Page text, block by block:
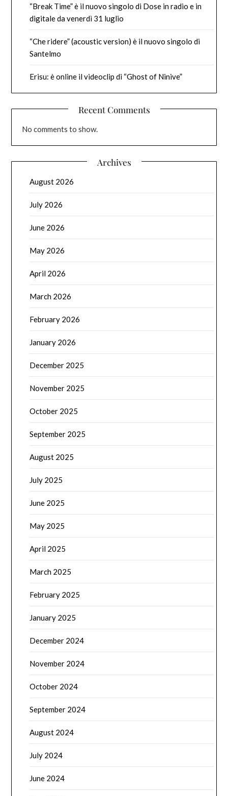
“Break Time” è il nuovo singolo di Dose in radio e in
digitale da venerdì 31 luglio
“Che ridere” (acoustic version) è il nuovo singolo di
Santelmo
Erisu: è online il videoclip di “Ghost of Ninive”
Recent Comments
No comments to show.
Archives
August 2026
July 2026
June 2026
May 2026
April 2026
March 2026
February 2026
January 2026
December 2025
November 2025
October 2025
September 2025
August 2025
July 2025
June 2025
May 2025
April 2025
March 2025
February 2025
January 2025
December 2024
November 2024
October 2024
September 2024
August 2024
July 2024
June 2024